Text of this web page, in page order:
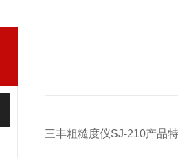
三丰粗糙度仪SJ-210产品